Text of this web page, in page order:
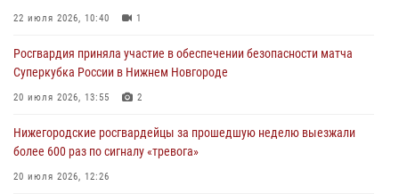
22 июля 2026, 10:40 1
Росгвардия приняла участие в обеспечении безопасности матча
Суперкубка России в Нижнем Новгороде
20 июля 2026, 13:55 2
Нижегородские росгвардейцы за прошедшую неделю выезжали
более 600 раз по сигналу «тревога»
20 июля 2026, 12:26